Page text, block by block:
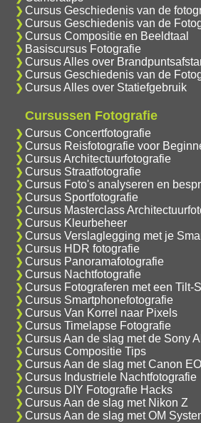
Cursus Geschiedenis van de
Cursus Geschiedenis van de
Cursus Compositie en Beeldtaal
Basiscursus Fotografie
Cursus Alles over
Cursus Geschiedenis van de
Cursus Alles over Statiefgebruik
Cursussen Fotografie
Cursus Concertfotografie
Cursus Reisfotografie voor
Cursus Architectuurfotografie
Cursus Straatfotografie
Cursus Foto's analyseren en
Cursus Sportfotografie
Cursus Masterclass
Cursus Kleurbeheer
Cursus Verslaglegging met je
Cursus HDR fotografie
Cursus Panoramafotografie
Cursus Nachtfotografie
Cursus Fotograferen met een Tilt-
Cursus Smartphonefotografie
Cursus Van Korrel naar Pixels
Cursus Timelapse Fotografie
Cursus Aan de slag met de Sony
Cursus Compositie Tips
Cursus Aan de slag met Canon
Cursus Industriele Nachtfotografie
Cursus DIY Fotografie Hacks
Cursus Aan de slag met Nikon Z
Cursus Aan de slag met OM